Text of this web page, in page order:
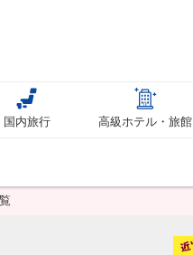
国内旅行 高級ホテル・旅館